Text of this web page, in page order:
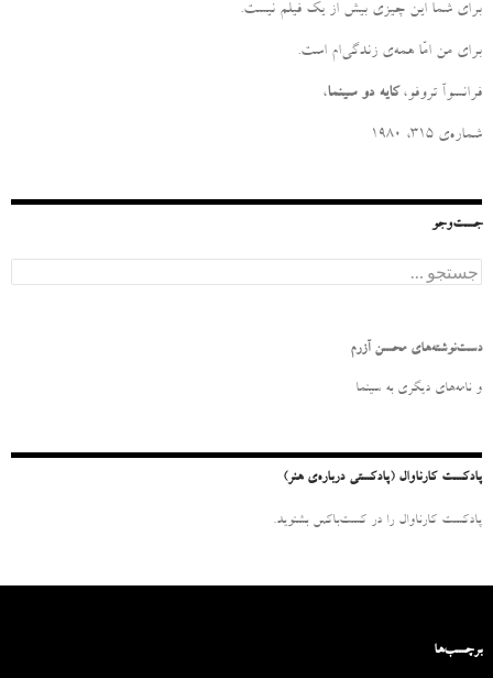
برای شما این چیزی بیش از یک فیلم نیست.
برای من امّا همه‌ی زندگی‌ام است.
فرانسوآ تروفو، کایه دو سینما،
شماره‌ی ۳۱۵، ۱۹۸۰
جست‌وجو
ج
س
و
ر
دست‌نوشته‌های محسن آزرم
و نامه‌‌های دیگری به سینما
پادکست کارناوال (پادکستی درباره‌ی هنر)
پادکست کارناوال را در کست‌باکس بشنوید.
برچسب‌ها